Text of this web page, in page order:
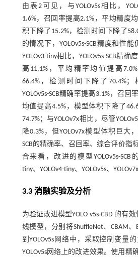
由 表2可见，与YOLOv5s相比，
1.6%，召回率提高2.1%，平均精度
积下降了15.2%，检测时间下降了
的情况下，YOLOv5s-SCB精度和性能
YOLOv3-tiny相比，YOLOv5s-SCB精
高11.1%，平均精率均值提高
66.4%，检测时间下降了70.4%；
YOLOv5s-SCB精确率提高3.1%，召回
均值提高4.5%，模型体积下降了
74.7%；与YOLOv7x相比，尽管
降0.3%，但YOLOv7x模型体积巨大
SCB的精确率、召回率、综合评价指
合来看，改进的模型YOLOv5s-SCB
tiny、YOLOv4-tiny、YOLOv5s、YOLOv7x
3.3 消融实验及分析
为验证改进模型YOLO v5s-CBD 的有
线模型，分别将ShuffleNet、CBAM、
到YOLOv5s网络中，采取控制变量
YOLOv5s网络上的改进效果。使用精